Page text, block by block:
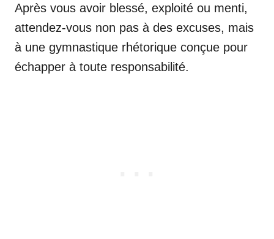
Après vous avoir blessé, exploité ou menti,
attendez-vous non pas à des excuses, mais
à une gymnastique rhétorique conçue pour
échapper à toute responsabilité.